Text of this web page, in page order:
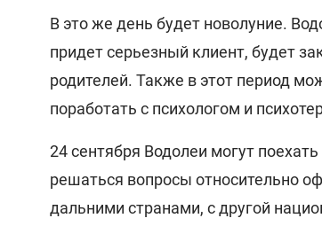
В это же день будет новолуние.
придет серьезный клиент, будет
родителей. Также в этот период
поработать с психологом и
24 сентября Водолеи могут
решаться вопросы относительно
дальними странами, с другой